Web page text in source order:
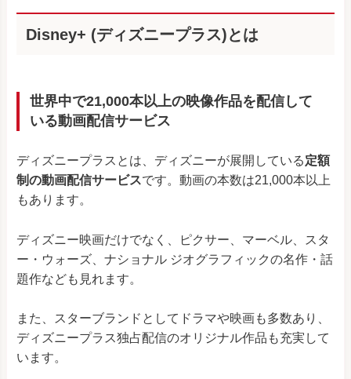
Disney+ (ディズニープラス)とは
世界中で21,000本以上の映像作品を配信して
いる動画配信サービス
ディズニープラスとは、ディズニーが展開している定額
制の動画配信サービスです。動画の本数は21,000本以上
もあります。
ディズニー映画だけでなく、ピクサー、マーベル、スタ
ー・ウォーズ、ナショナル ジオグラフィックの名作・話
題作なども見れます。
また、スターブランドとしてドラマや映画も多数あり、
ディズニープラス独占配信のオリジナル作品も充実して
います。